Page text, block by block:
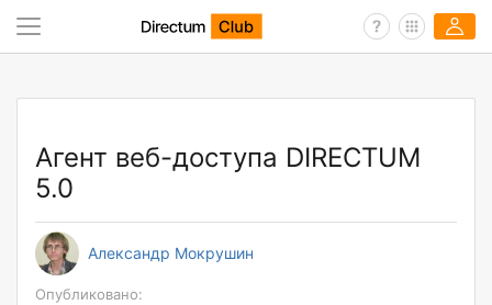
Агент веб-доступа DIRECTUM
5.0
Александр Мокрушин
Опубликовано: